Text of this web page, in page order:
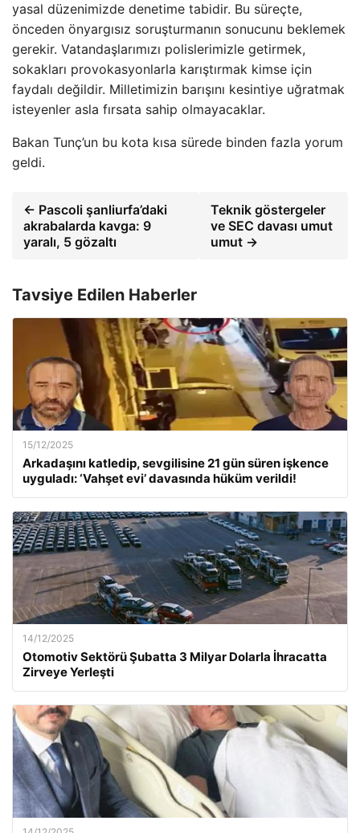
yasal düzenimizde denetime tabidir. Bu süreçte,
önceden önyargısız soruşturmanın sonucunu beklemek
gerekir. Vatandaşlarımızı polislerimizle getirmek,
sokakları provokasyonlarla karıştırmak kimse için
faydalı değildir. Milletimizin barışını kesintiye uğratmak
isteyenler asla fırsata sahip olmayacaklar.
Bakan Tunç’un bu kota kısa sürede binden fazla yorum
geldi.
← Pascoli şanliurfa’daki
akrabalarda kavga: 9
yaralı, 5 gözaltı
Teknik göstergeler
ve SEC davası umut
umut →
Tavsiye Edilen Haberler
15/12/2025
Arkadaşını katledip, sevgilisine 21 gün süren işkence
uyguladı: ‘Vahşet evi’ davasında hüküm verildi!
14/12/2025
Otomotiv Sektörü Şubatta 3 Milyar Dolarla İhracatta
Zirveye Yerleşti